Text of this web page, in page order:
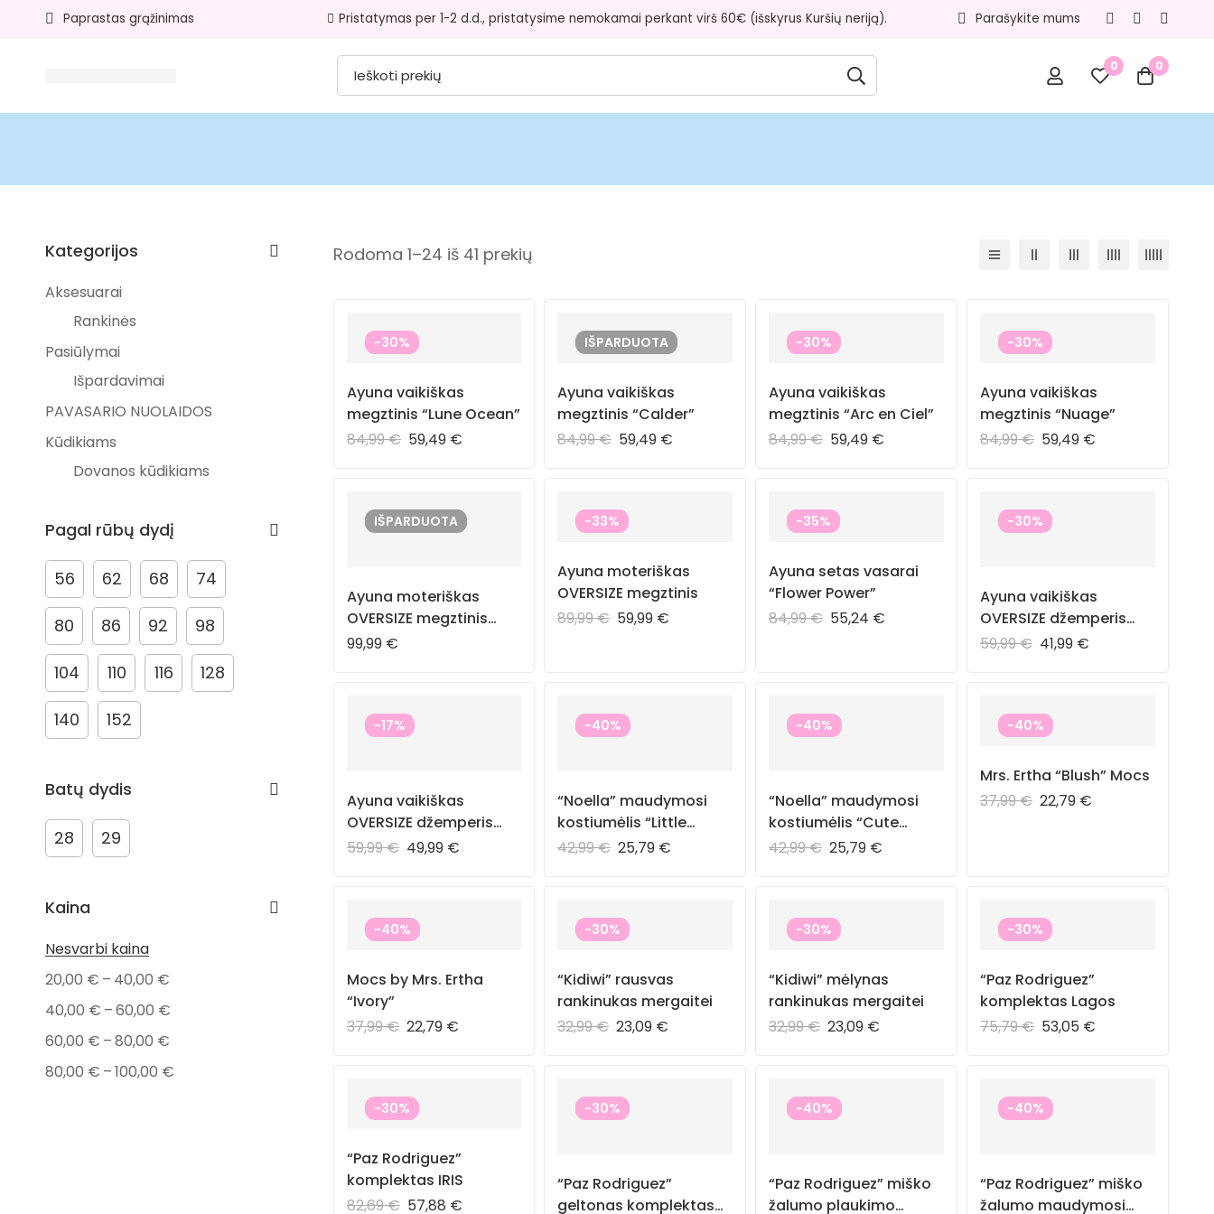
Paprastas grąžinimas​ Pristatymas per 1-2 d.d., pristatysime nemokamai perkant virš 60€ (išskyrus Kuršių neriją). Parašykite mums
0 0
Kategorijos
Aksesuarai
Rankinės
Pasiūlymai
Išpardavimai
PAVASARIO NUOLAIDOS
Kūdikiams
Dovanos kūdikiams
Ayuna
Kidiwi
Mrs. Ertha
PAZ Rodriguez
Dovanos
Naujagimiams
Gimtadieniui
Mamoms
Naujienos
Nauji drabužiai
Visos prekės
Maudymosi kostiumėliai
Kepurės
Drabužiai kūdikiams
Komplektai
Megztiniai
Pagal rūbų dydį
56 62 68 74
80 86 92 98
104 110 116 128
140 152
Batų dydis
28 29
Kaina
Nesvarbi kaina
20,00 € – 40,00 €
40,00 € –60,00 €
60,00 € –80,00 €
80,00 € –100,00 €
Rodoma 1–24 iš 41 prekių
-30%
Ayuna vaikiškas
megztinis “Lune Ocean”
84,99€ 59,49 €
IŠPARDUOTA
Ayuna vaikiškas
megztinis “Calder”
84,99€ 59,49 €
-30%
Ayuna vaikiškas
megztinis “Arc en Ciel”
84,99€ 59,49 €
-30%
Ayuna vaikiškas
megztinis “Nuage”
84,99€ 59,49 €
IŠPARDUOTA
Ayuna moteriškas
OVERSIZE megztinis
“Arc en ciel”
99,99 €
-33%
Ayuna moteriškas
OVERSIZE megztinis
89,99€ 59,99 €
-35%
Ayuna setas vasarai
“Flower Power”
84,99€ 55,24 €
-30%
Ayuna vaikiškas
OVERSIZE džemperis
“Fleur Bleue”
59,99€ 41,99 €
-17%
Ayuna vaikiškas
OVERSIZE džemperis
“Piscine”
59,99€ 49,99 €
-40%
“Noella” maudymosi
kostiumėlis “Little
Garden”
42,99€ 25,79 €
-40%
“Noella” maudymosi
kostiumėlis “Cute
Strawberries”
42,99€ 25,79 €
-40%
Mrs. Ertha “Blush” Mocs
37,99€ 22,79 €
-40%
Mocs by Mrs. Ertha
“Ivory”
37,99€ 22,79 €
-30%
“Kidiwi” rausvas
rankinukas mergaitei
32,99€ 23,09 €
-30%
“Kidiwi” mėlynas
rankinukas mergaitei
32,99€ 23,09 €
-30%
“Paz Rodriguez”
komplektas Lagos
75,79€ 53,05 €
-30%
“Paz Rodriguez”
komplektas IRIS
82,69€ 57,88 €
-30%
“Paz Rodriguez”
geltonas komplektas
-40%
“Paz Rodriguez” miško
žalumo plaukimo
-40%
“Paz Rodriguez” miško
žalumo maudymosi